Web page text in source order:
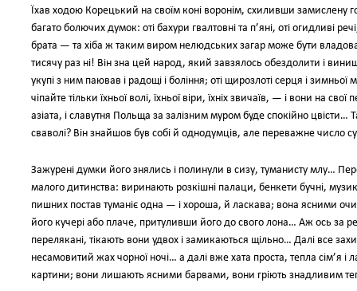
Їхав ходою Корецький на своїм коні воронім, схиливши замислену
багато болючих думок: оті бахури гвалтовні та п’яні, оті огидливі
брата — та хіба ж таким виром нелюдських загар може бути
тисячу раз ні! Він зна цей народ, який завзялось обездолити і
укупі з ним паював і радощі і боління; оті щирозлоті серця і зимньої
чіпайте тільки їхньої волі, їхньої віри, їхніх звичаїв, — і вони на
азіата, і славутня Польща за залізним муром буде спокійно
сваволі? Він знайшов був собі й однодумців, але переважне число
Зажурені думки його знялись і полинули в сизу, туманисту млу…
малого дитинства: виринають розкішні палаци, бенкети бучні,
пишних постав туманіє одна — і хороша, й ласкава; вона ясними
його кучері або плаче, притуливши його до свого лона… Аж ось за
перелякані, тікають вони удвох і замикаються щільно… Далі все
несамовитий жах чорної ночі… а далі вже хата проста, тепла сім’я
картини; вони лишають ясними барвами, вони гріють знадливим